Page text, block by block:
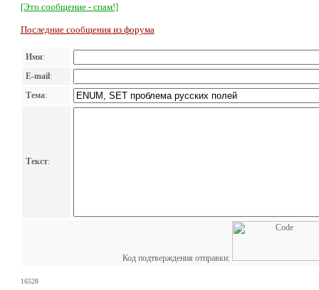
[Это сообщение - спам!]
Последние сообщения из форума
Имя:
E-mail:
Тема:
Текст:
Код подтверждения отправки:
16528